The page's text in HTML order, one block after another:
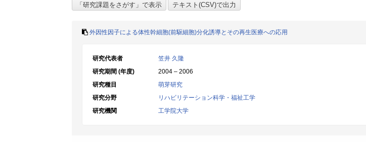
外因性因子による体性幹細胞(前駆細胞)分化誘導とその再生医療への応用
研究代表者
笠井 久隆
研究期間 (年度)
2004 – 2006
研究種目
萌芽研究
研究分野
リハビリテーション科学・福祉工学
研究機関
工学院大学